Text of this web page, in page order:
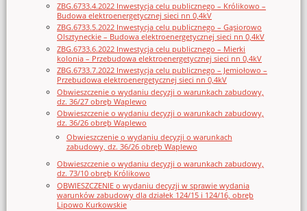
ZBG.6733.4.2022 Inwestycja celu publicznego – Królikowo –
Budowa elektroenergetycznej sieci nn 0,4kV
ZBG.6733.5.2022 Inwestycja celu publicznego – Gąsiorowo
Olsztyneckie – Budowa elektroenergetycznej sieci nn 0,4kV
ZBG.6733.6.2022 Inwestycja celu publicznego – Mierki
kolonia – Przebudowa elektroenergetycznej sieci nn 0,4kV
ZBG.6733.7.2022 Inwestycja celu publicznego – Jemiołowo –
Przebudowa elektroenergetycznej sieci nn 0,4kV
Obwieszczenie o wydaniu decyzji o warunkach zabudowy,
dz. 36/27 obręb Waplewo
Obwieszczenie o wydaniu decyzji o warunkach zabudowy,
dz. 36/26 obręb Waplewo
Obwieszczenie o wydaniu decyzji o warunkach
zabudowy, dz. 36/26 obręb Waplewo
Obwieszczenie o wydaniu decyzji o warunkach zabudowy,
dz. 73/10 obręb Królikowo
OBWIESZCZENIE o wydaniu decyzji w sprawie wydania
warunków zabudowy dla działek 124/15 i 124/16, obręb
Lipowo Kurkowskie